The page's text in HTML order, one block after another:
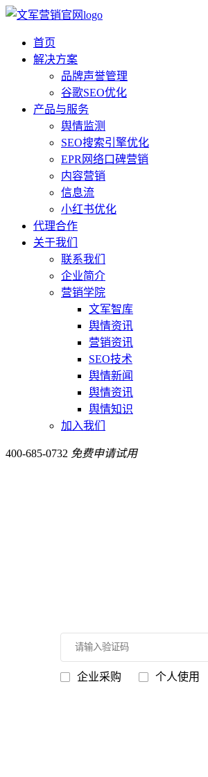
首页
解决方案
品牌声誉管理
谷歌SEO优化
产品与服务
舆情监测
SEO搜索引擎优化
EPR网络口碑营销
内容营销
信息流
小红书优化
代理合作
关于我们
联系我们
企业简介
营销学院
文军智库
舆情资讯
营销资讯
SEO技术
舆情新闻
舆情资讯
舆情知识
加入我们
400-685-0732 免费申请试用
企业采购 个人使用